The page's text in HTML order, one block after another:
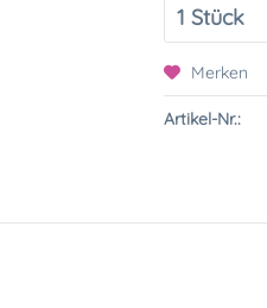
Merken
Artikel-Nr.: